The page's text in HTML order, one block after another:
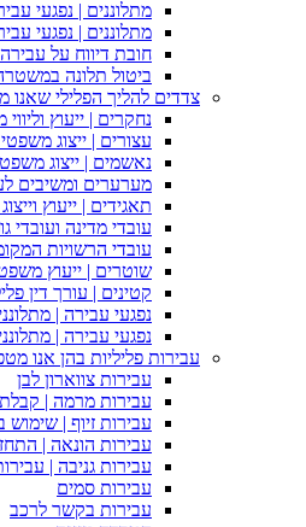
מתלוננים | נפגעי
מתלוננים | נפגעי
חובת דיווח על
ביטול תלונה
צדדים להליך הפלילי שאנו
נחקרים | ייעוץ
עצורים | ייצוג
נאשמים | ייצוג
מערערים ומשיבים
תאגידים | ייעוץ
עובדי מדינה ועובדי
עובדי הרשויות
שוטרים | ייעוץ
קטינים | עורך דין
נפגעי עבירה |
נפגעי עבירה |
עבירות פליליות בהן אנו
עבירות צווארון לבן
עבירות מרמה |
עבירות זיוף | שימוש
עבירות הונאה |
עבירות גניבה |
עבירות סמים
עבירות בקשר לרכב